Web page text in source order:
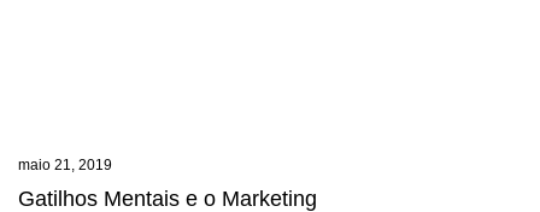
maio 21, 2019
Gatilhos Mentais e o Marketing